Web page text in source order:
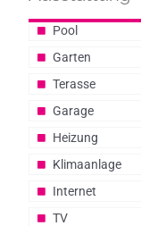
Pool
Garten
Terasse
Garage
Heizung
Klimaanlage
Internet
TV